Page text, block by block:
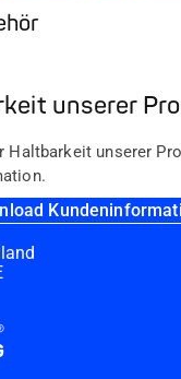
unserer
Haltbarkeit unserer